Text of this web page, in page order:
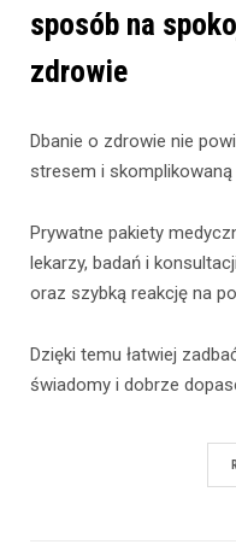
sposób na
zdrowie
Dbanie o zdrowie nie
stresem i skomplikowaną
Prywatne pakiety
lekarzy, badań i
oraz szybką reakcję na
Dzięki temu łatwiej
świadomy i dobrze